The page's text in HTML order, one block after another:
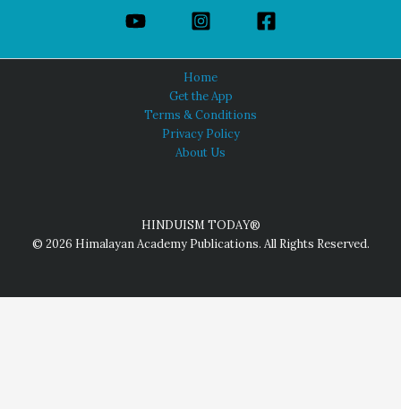
Home
Get the App
Terms & Conditions
Privacy Policy
About Us
HINDUISM TODAY®
© 2026 Himalayan Academy Publications. All Rights Reserved.